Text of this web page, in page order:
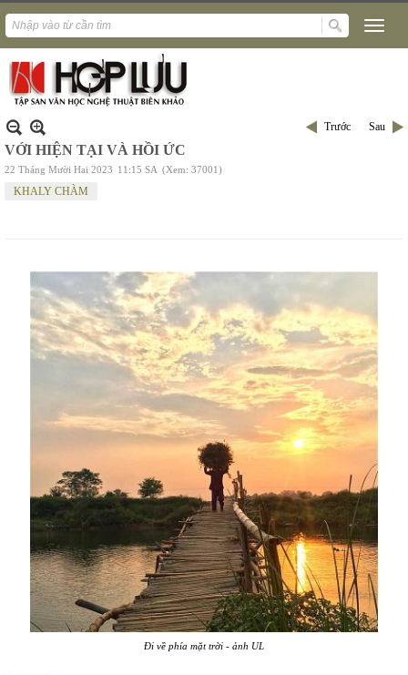
Trước Sau
VỚI HIỆN TẠI VÀ HỒI ỨC
22 Tháng Mười Hai 2023 11:15 SA (Xem: 37001)
KHALY CHÀM
Đi về phía mặt trời - ảnh UL